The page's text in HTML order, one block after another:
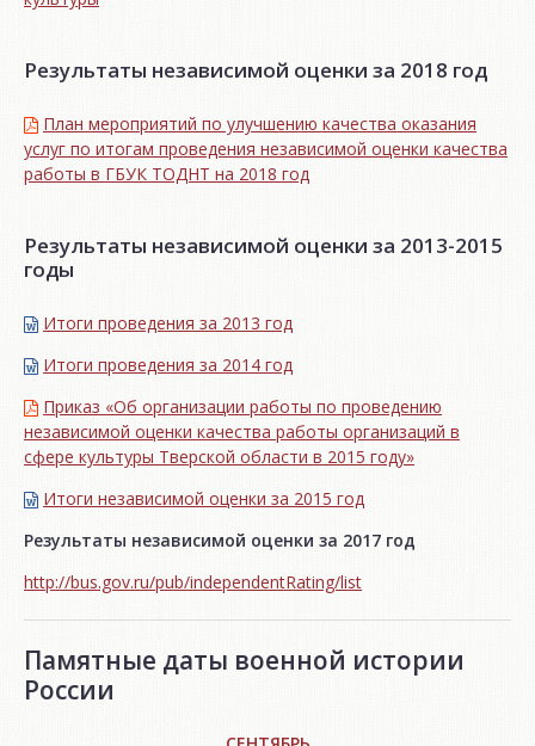
Результаты независимой оценки за 2018 год
План мероприятий по улучшению качества оказания
услуг по итогам проведения независимой оценки качества
работы в ГБУК ТОДНТ на 2018 год
Результаты независимой оценки за 2013-2015
годы
Итоги проведения за 2013 год
Итоги проведения за 2014 год
Приказ «Об организации работы по проведению
независимой оценки качества работы организаций в
сфере культуры Тверской области в 2015 году»
Итоги независимой oценки за 2015 год
Результаты независимой оценки за 2017 год
http://bus.gov.ru/pub/independentRating/list
Памятные даты военной истории
России